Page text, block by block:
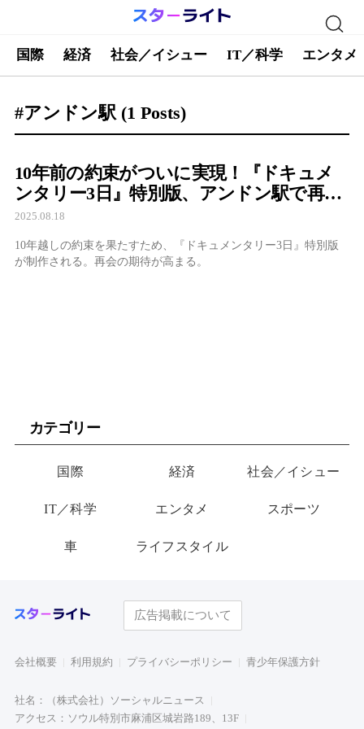
国際 経済 社会／イシュー IT／科学 エンタメ
#アンドン駅 (1 Posts)
10年前の約束がついに実現！『ドキュメ
ンタリー3日』特別版、アンドン駅で再会
へ
2025.08.18
10年越しの約束を果たすため、『ドキュメンタリー3日』特別版
が制作される。再会の期待が高まる。
カテゴリー
国際 経済 社会／イシュー
IT／科学 エンタメ スポーツ
車 ライフスタイル
広告掲載について
会社概要 利用規約 プライバシーポリシー 青少年保護方針
社名：（株式会社）ソーシャルニュース
アクセス：ソウル特別市麻浦区城岩路189、13F